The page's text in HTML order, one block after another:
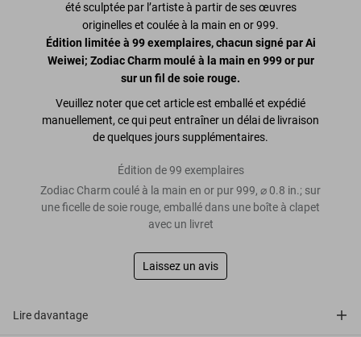
été sculptée par l’artiste à partir de ses œuvres
originelles et coulée à la main en or 999.
Édition limitée à 99 exemplaires,chacun signé par Ai
Weiwei; Zodiac Charm moulé à la main en 999 or pur
sur un fil de soie rouge.
Veuillez noter que cet article est emballé et expédié
manuellement, ce qui peut entraîner un délai de livraison
de quelques jours supplémentaires.
Édition de 99 exemplaires
Zodiac Charm coulé à la main en or pur 999, ⌀ 0.8 in.; sur
une ficelle de soie rouge, emballé dans une boîte à clapet
avec un livret
Laissez un avis
Lire davantage